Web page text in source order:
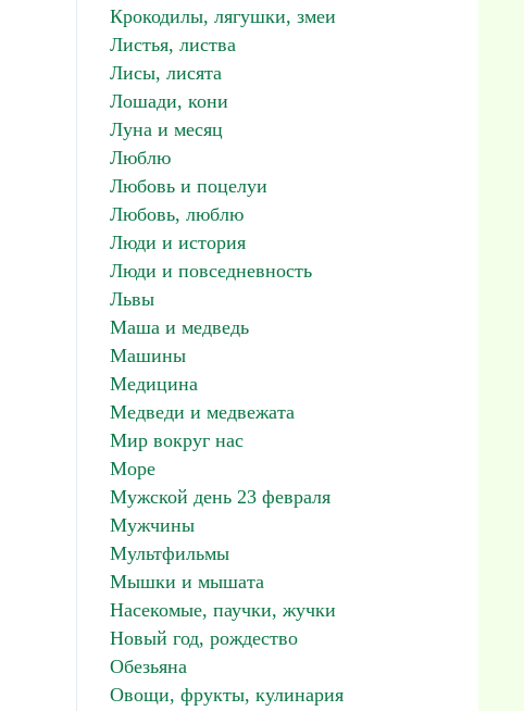
Крокодилы, лягушки, змеи
Листья, листва
Лисы, лисята
Лошади, кони
Луна и месяц
Люблю
Любовь и поцелуи
Любовь, люблю
Люди и история
Люди и повседневность
Львы
Маша и медведь
Машины
Медицина
Медведи и медвежата
Мир вокруг нас
Море
Мужской день 23 февраля
Мужчины
Мультфильмы
Мышки и мышата
Насекомые, паучки, жучки
Новый год, рождество
Обезьяна
Овощи, фрукты, кулинария